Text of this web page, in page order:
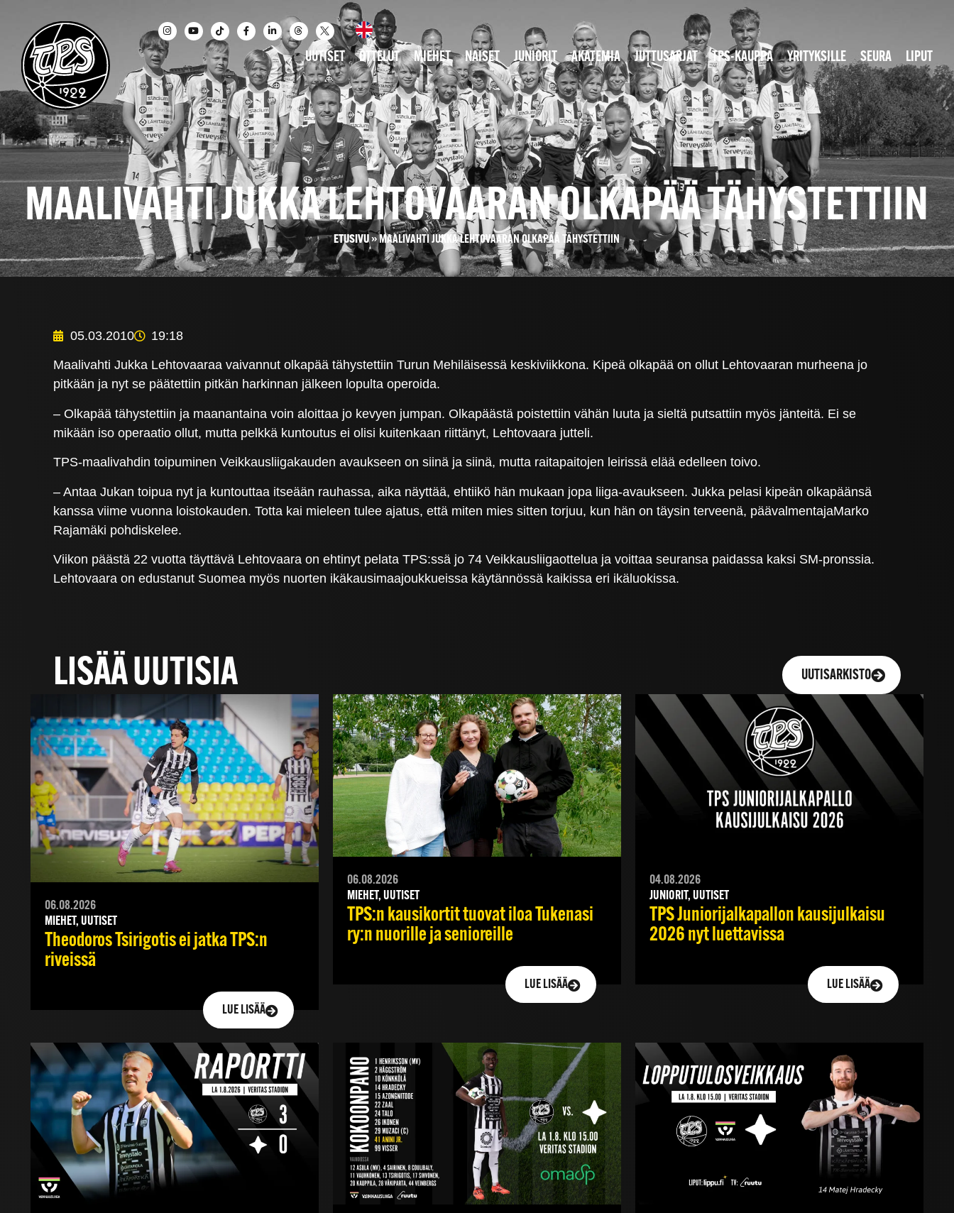
UUTISET OTTELUT MIEHET NAISET JUNIORIT AKATEMIA JUTTUSARJAT TPS-KAUPPA YRITYKSILLE SEURA LIPUT
MAALIVAHTI JUKKA LEHTOVAARAN OLKAPÄÄ TÄHYSTETTIIN
ETUSIVU»MAALIVAHTI JUKKA LEHTOVAARAN OLKAPÄÄ TÄHYSTETTIIN
05.03.2010 19:18
Maalivahti Jukka Lehtovaaraa vaivannut olkapää tähystettiin Turun Mehiläisessä keskiviikkona. Kipeä olkapää on ollut Lehtovaaran murheena jo
pitkään ja nyt se päätettiin pitkän harkinnan jälkeen lopulta operoida.
– Olkapää tähystettiin ja maanantaina voin aloittaa jo kevyen jumpan. Olkapäästä poistettiin vähän luuta ja sieltä putsattiin myös jänteitä. Ei se
mikään iso operaatio ollut, mutta pelkkä kuntoutus ei olisi kuitenkaan riittänyt, Lehtovaara jutteli.
TPS-maalivahdin toipuminen Veikkausliigakauden avaukseen on siinä ja siinä, mutta raitapaitojen leirissä elää edelleen toivo.
– Antaa Jukan toipua nyt ja kuntouttaa itseään rauhassa, aika näyttää, ehtiikö hän mukaan jopa liiga-avaukseen. Jukka pelasi kipeän olkapäänsä
kanssa viime vuonna loistokauden. Totta kai mieleen tulee ajatus, että miten mies sitten torjuu, kun hän on täysin terveenä, päävalmentajaMarko
Rajamäki pohdiskelee.
Viikon päästä 22 vuotta täyttävä Lehtovaara on ehtinyt pelata TPS:ssä jo 74 Veikkausliigaottelua ja voittaa seuransa paidassa kaksi SM-pronssia.
Lehtovaara on edustanut Suomea myös nuorten ikäkausimaajoukkueissa käytännössä kaikissa eri ikäluokissa.
LISÄÄ UUTISIA UUTISARKISTO
06.08.2026
MIEHET, UUTISET
Theodoros Tsirigotis ei jatka TPS:n
riveissä
LUE LISÄÄ
06.08.2026
MIEHET, UUTISET
TPS:n kausikortit tuovat iloa Tukenasi
ry:n nuorille ja senioreille
LUE LISÄÄ
04.08.2026
JUNIORIT, UUTISET
TPS Juniorijalkapallon kausijulkaisu
2026 nyt luettavissa
LUE LISÄÄ